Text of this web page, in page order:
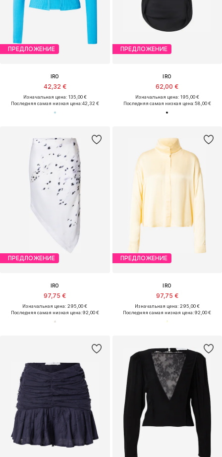
ПРЕДЛОЖЕНИЕ
IRO
42,32 €
Изначальная цена: 135,00 €
Последняя самая низкая цена:42,32 €
ПРЕДЛОЖЕНИЕ
IRO
62,00 €
Изначальная цена: 195,00 €
Последняя самая низкая цена:58,00 €
ПРЕДЛОЖЕНИЕ
IRO
97,75 €
Изначальная цена: 295,00 €
Последняя самая низкая цена:92,00 €
ПРЕДЛОЖЕНИЕ
IRO
97,75 €
Изначальная цена: 295,00 €
Последняя самая низкая цена:92,00 €